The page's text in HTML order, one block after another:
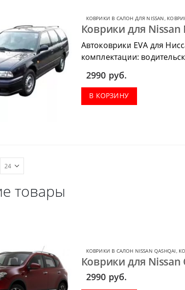
КОВРИКИ В САЛОН ДЛЯ NISSAN,
Коврики для Nissan
Автоковрики EVA для
комплектации:
2990 руб.
В КОРЗИНУ
товары
КОВРИКИ В САЛОН NISSAN QASHQAI,
Коврики для Nissan
2990 руб.